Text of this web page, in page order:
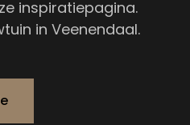
inspiratiepagina.
in Veenendaal.